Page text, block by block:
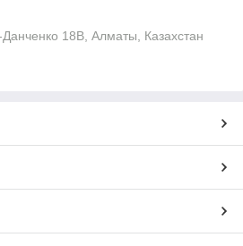
18В, Алматы, Казахстан